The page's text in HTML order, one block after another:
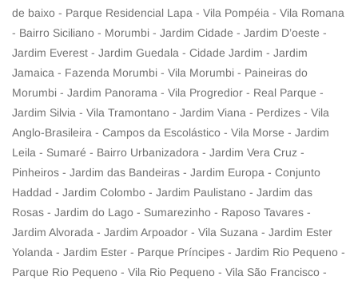
de baixo - Parque Residencial Lapa - Vila Pompéia - Vila Romana
- Bairro Siciliano - Morumbi - Jardim Cidade - Jardim D’oeste -
Jardim Everest - Jardim Guedala - Cidade Jardim - Jardim
Jamaica - Fazenda Morumbi - Vila Morumbi - Paineiras do
Morumbi - Jardim Panorama - Vila Progredior - Real Parque -
Jardim Silvia - Vila Tramontano - Jardim Viana - Perdizes - Vila
Anglo-Brasileira - Campos da Escolástico - Vila Morse - Jardim
Leila - Sumaré - Bairro Urbanizadora - Jardim Vera Cruz -
Pinheiros - Jardim das Bandeiras - Jardim Europa - Conjunto
Haddad - Jardim Colombo - Jardim Paulistano - Jardim das
Rosas - Jardim do Lago - Sumarezinho - Raposo Tavares -
Jardim Alvorada - Jardim Arpoador - Vila Suzana - Jardim Ester
Yolanda - Jardim Ester - Parque Príncipes - Jardim Rio Pequeno -
Parque Rio Pequeno - Vila Rio Pequeno - Vila São Francisco -